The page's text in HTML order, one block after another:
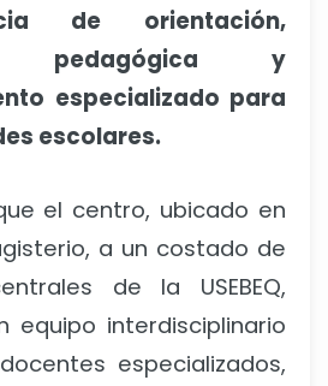
de orientación,
pedagógica y
especializado para
escolares.
el centro, ubicado en
a un costado de
de la USEBEQ,
equipo interdisciplinario
especializados,